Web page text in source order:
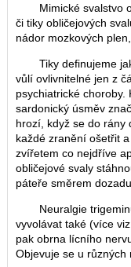
Mimické svalstvo
či tiky obličejových
nádor mozkových
Tiky definujeme
vůlí ovlivnitelné jen z
psychiatrické choroby.
sardonický úsměv
hrozí, když se do rány
každé zranění ošetřit
zvířetem co nejdříve
obličejové svaly
páteře směrem
Neuralgie
vyvolávat také (více
pak obrna lícního
Objevuje se u různých